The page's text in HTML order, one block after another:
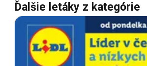
Ďalšie letáky z kategórie